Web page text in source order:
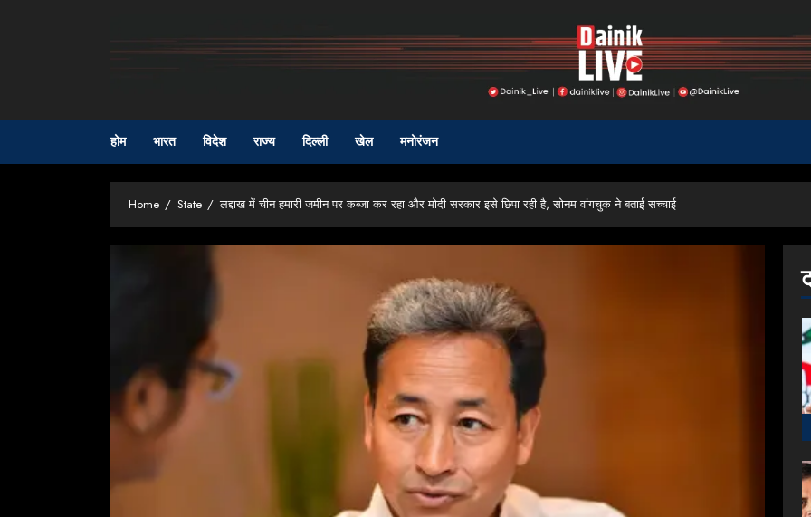
होम भारत विदेश राज्य दिल्ली खेल मनोरंजन
Home State लद्दाख में चीन हमारी जमीन पर कब्जा कर रहा और मोदी सरकार इसे छिपा रही है, सोनम वांगचुक ने बताई सच्चाई